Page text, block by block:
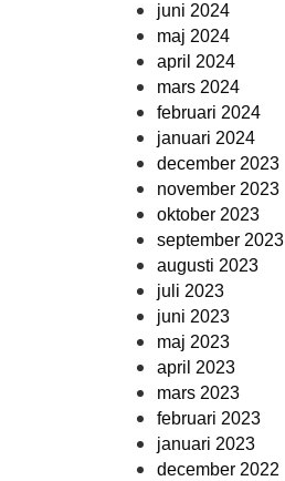
juni 2024
maj 2024
april 2024
mars 2024
februari 2024
januari 2024
december 2023
november 2023
oktober 2023
september 2023
augusti 2023
juli 2023
juni 2023
maj 2023
april 2023
mars 2023
februari 2023
januari 2023
december 2022